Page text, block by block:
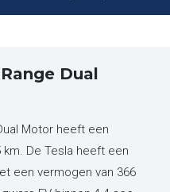
Dual
Motor heeft een
De Tesla heeft een
een vermogen van 366